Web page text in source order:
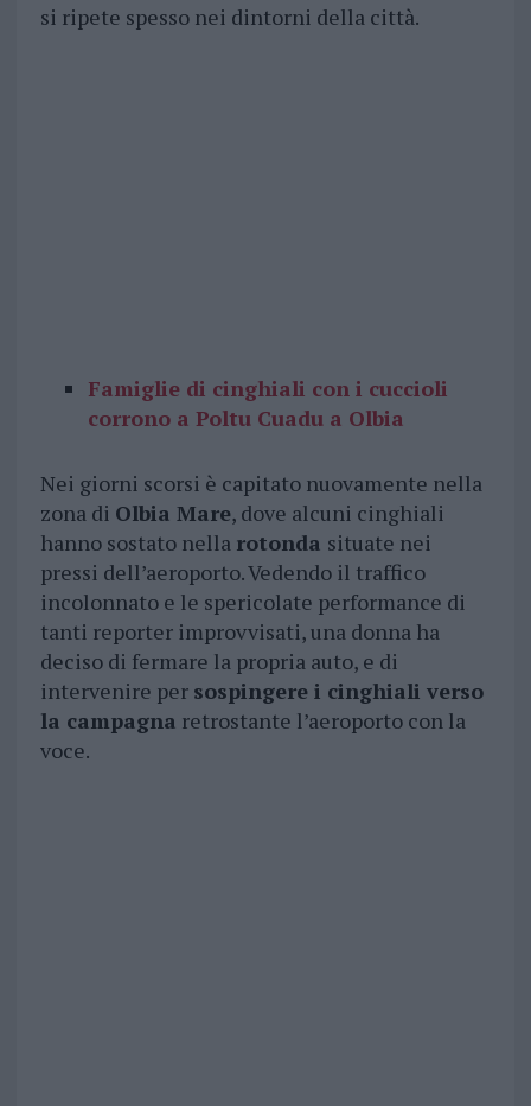
si ripete spesso nei dintorni della città.
Famiglie di cinghiali con i cuccioli
corrono a Poltu Cuadu a Olbia
Nei giorni scorsi è capitato nuovamente nella
zona di Olbia Mare, dove alcuni cinghiali
hanno sostato nella rotonda situate nei
pressi dell’aeroporto. Vedendo il traffico
incolonnato e le spericolate performance di
tanti reporter improvvisati, una donna ha
deciso di fermare la propria auto, e di
intervenire per sospingere i cinghiali verso
la campagna retrostante l’aeroporto con la
voce.